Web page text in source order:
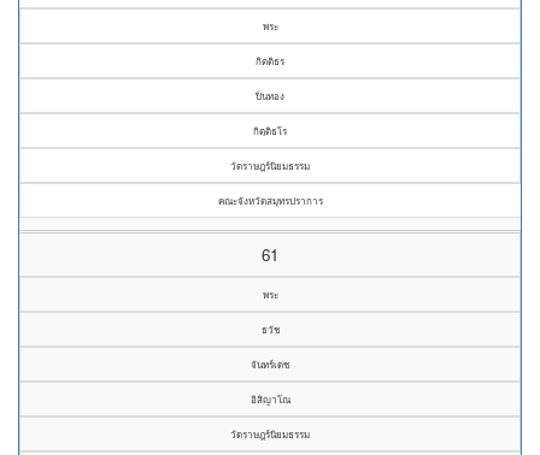
พระ
กิตติธร
ปิ่นทอง
กิตฺติธโร
วัดราษฎร์นิยมธรรม
คณะจังหวัดสมุทรปราการ
61
พระ
ธวัช
จันทร์เดช
อิสิญาโณ
วัดราษฎร์นิยมธรรม